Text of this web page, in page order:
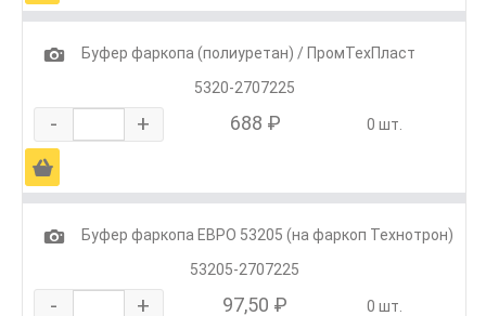
1
Буфер фаркопа (полиуретан) / ПромТехПласт
5320-2707225
- + 688 ₽ 0 шт.
Ä
1
Буфер фаркопа ЕВРО 53205 (на фаркоп Технотрон)
53205-2707225
- + 97,50 ₽ 0 шт.